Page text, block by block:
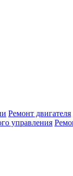
Ремонт двигателя
управления